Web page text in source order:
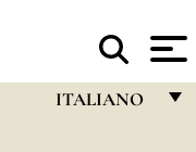
ITALIANO